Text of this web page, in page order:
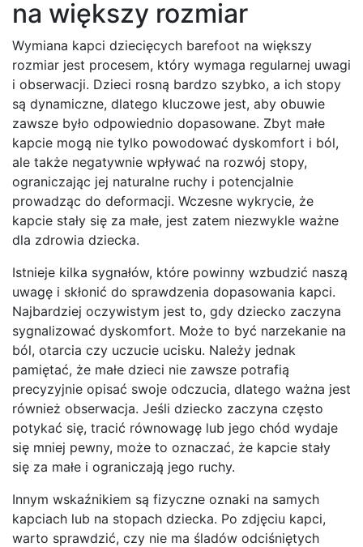
na większy rozmiar
Wymiana kapci dziecięcych barefoot na większy
rozmiar jest procesem, który wymaga regularnej uwagi
i obserwacji. Dzieci rosną bardzo szybko, a ich stopy
są dynamiczne, dlatego kluczowe jest, aby obuwie
zawsze było odpowiednio dopasowane. Zbyt małe
kapcie mogą nie tylko powodować dyskomfort i ból,
ale także negatywnie wpływać na rozwój stopy,
ograniczając jej naturalne ruchy i potencjalnie
prowadząc do deformacji. Wczesne wykrycie, że
kapcie stały się za małe, jest zatem niezwykle ważne
dla zdrowia dziecka.
Istnieje kilka sygnałów, które powinny wzbudzić naszą
uwagę i skłonić do sprawdzenia dopasowania kapci.
Najbardziej oczywistym jest to, gdy dziecko zaczyna
sygnalizować dyskomfort. Może to być narzekanie na
ból, otarcia czy uczucie ucisku. Należy jednak
pamiętać, że małe dzieci nie zawsze potrafią
precyzyjnie opisać swoje odczucia, dlatego ważna jest
również obserwacja. Jeśli dziecko zaczyna często
potykać się, tracić równowagę lub jego chód wydaje
się mniej pewny, może to oznaczać, że kapcie stały
się za małe i ograniczają jego ruchy.
Innym wskaźnikiem są fizyczne oznaki na samych
kapciach lub na stopach dziecka. Po zdjęciu kapci,
warto sprawdzić, czy nie ma śladów odciśniętych